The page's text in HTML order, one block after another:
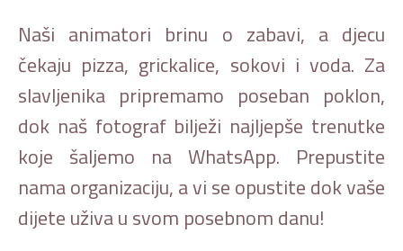
Naši animatori brinu o zabavi, a djecu
čekaju pizza, grickalice, sokovi i voda. Za
slavljenika pripremamo poseban poklon,
dok naš fotograf bilježi najljepše trenutke
koje šaljemo na WhatsApp. Prepustite
nama organizaciju, a vi se opustite dok vaše
dijete uživa u svom posebnom danu!